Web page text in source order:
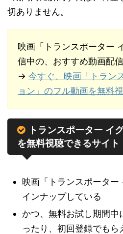
切ありません。
映画「トランスポーター
信中の、おすすめ動画配
→ 今すぐ、映画「トラン
ョン」のフル動画を無料
トランスポーター イ
を無料視聴できるサイト
映画「トランスポーター
インナップしている
かつ、無料お試し期間中
ったり、初回登録でもら